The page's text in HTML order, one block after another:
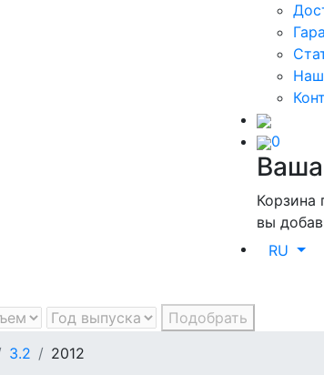
0
Корзина
вы
RU
Подобрать
3.2 2012